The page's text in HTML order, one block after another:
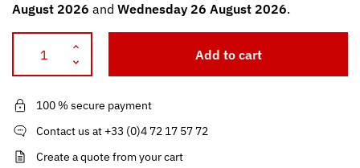
August 2026 and Wednesday 26 August 2026.
Add to cart
100 % secure payment
Contact us at +33 (0)4 72 17 57 72
Create a quote from your cart